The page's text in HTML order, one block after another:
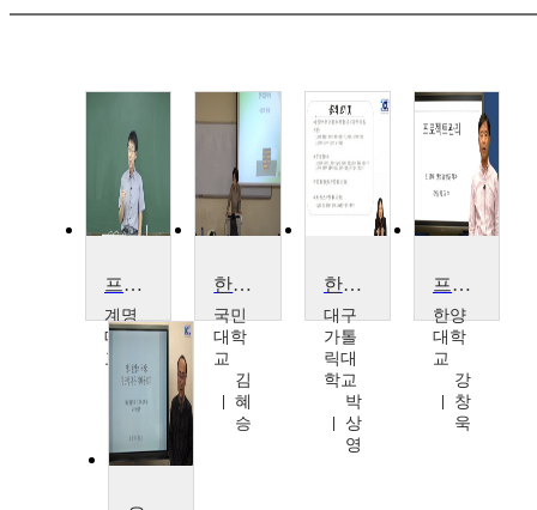
프로그래밍언어론
계명
대학
교
장
덕
한국정치사: 사상과운동
국민
대학
교
김
혜
승
한국문학사상의 깊이와 넓이
대구
가톨
릭대
학교
박
상
영
프로젝트관리
한양
대학
교
강
창
욱